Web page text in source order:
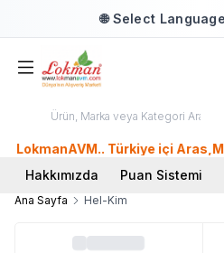
🌐 Select
Türkiye içi
Hakkımızda
Puan Sistemi
Ana Sayfa Hel-Kim